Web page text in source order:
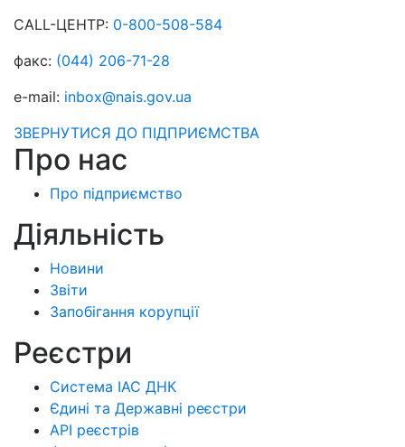
CALL-ЦЕНТР: 0-800-508-584
факс: (044) 206-71-28
e-mail: inbox@nais.gov.ua
ЗВЕРНУТИСЯ ДО ПІДПРИЄМСТВА
Про нас
Про підприємство
Діяльність
Новини
Звіти
Запобігання корупції
Реєстри
Система ІАС ДНК
Єдині та Державні реєстри
API реєстрів